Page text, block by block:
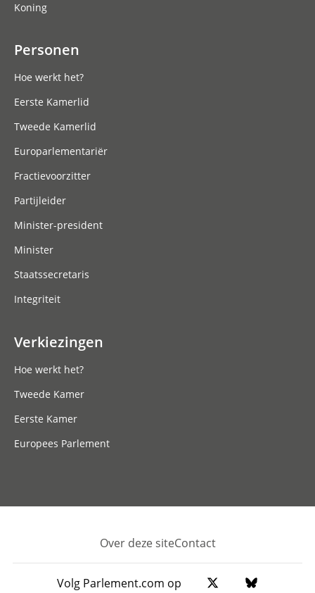
Koning
Personen
Hoe werkt het?
Eerste Kamerlid
Tweede Kamerlid
Europarlementariër
Fractievoorzitter
Partijleider
Minister-president
Minister
Staatssecretaris
Integriteit
Verkiezingen
Hoe werkt het?
Tweede Kamer
Eerste Kamer
Europees Parlement
Footer
Over deze siteContact
Volg Parlement.com op